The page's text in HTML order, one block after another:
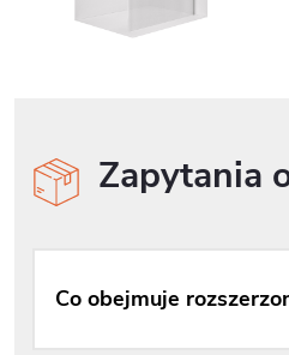
Zapytania
Co obejmuje